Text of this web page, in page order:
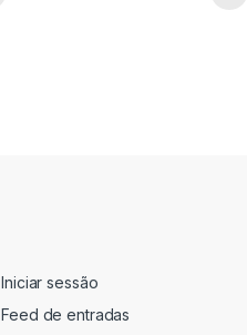
Iniciar sessão
Feed de entradas